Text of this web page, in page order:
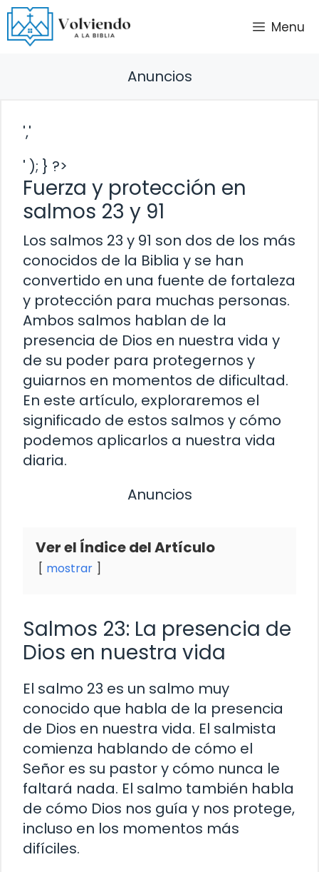
Saltar
al
contenido
Menu
Anuncios
','
' ); } ?>
Fuerza y protección en
salmos 23 y 91
Los salmos 23 y 91 son dos de los más
conocidos de la Biblia y se han
convertido en una fuente de fortaleza
y protección para muchas personas.
Ambos salmos hablan de la
presencia de Dios en nuestra vida y
de su poder para protegernos y
guiarnos en momentos de dificultad.
En este artículo, exploraremos el
significado de estos salmos y cómo
podemos aplicarlos a nuestra vida
diaria.
Anuncios
Ver el Índice del Artículo
mostrar
Salmos 23: La presencia de
Dios en nuestra vida
El salmo 23 es un salmo muy
conocido que habla de la presencia
de Dios en nuestra vida. El salmista
comienza hablando de cómo el
Señor es su pastor y cómo nunca le
faltará nada. El salmo también habla
de cómo Dios nos guía y nos protege,
incluso en los momentos más
difíciles.